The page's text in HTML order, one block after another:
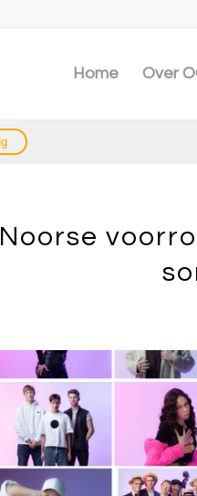
Home Over
Noorse